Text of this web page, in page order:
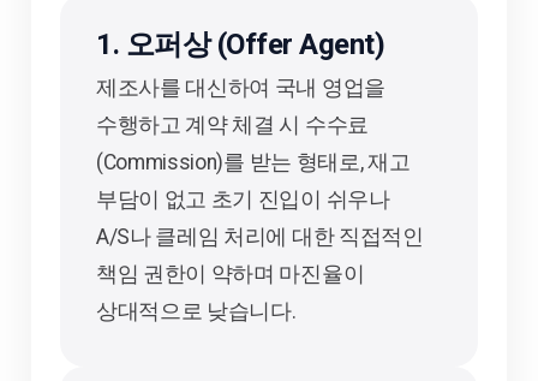
1. 오퍼상 (Offer Agent)
제조사를 대신하여 국내 영업을
수행하고 계약 체결 시 수수료
(Commission)를 받는 형태로, 재고
부담이 없고 초기 진입이 쉬우나
A/S나 클레임 처리에 대한 직접적인
책임 권한이 약하며 마진율이
상대적으로 낮습니다.